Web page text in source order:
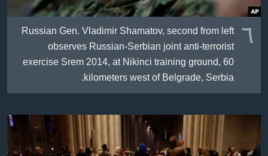
٦ Russian Gen. Vladimir Shamatov, second from left
observes Russian-Serbian joint anti-terrorist
exercise Srem 2014, at Nikinci training ground, 60
kilometers west of Belgrade, Serbia.